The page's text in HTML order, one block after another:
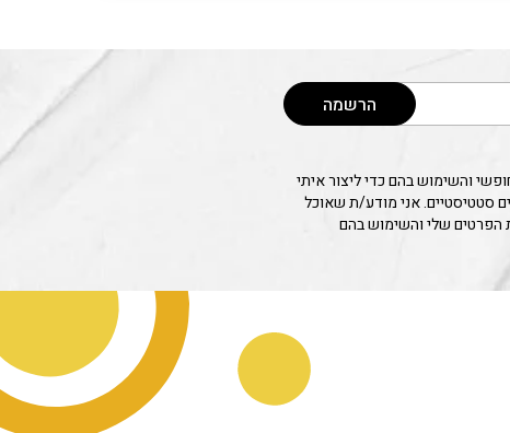
הרשמה
והשימוש בהם כדי ליצור איתי
סטטיסטיים. אני מודע/ת שאוכל
הפרטים שלי והשימוש בהם